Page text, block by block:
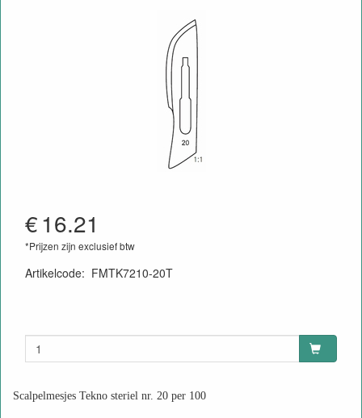
€16.21
*Prijzen zijn exclusief btw
Artikelcode: FMTK7210-20T
Scalpelmesjes Tekno steriel nr. 20 per 100